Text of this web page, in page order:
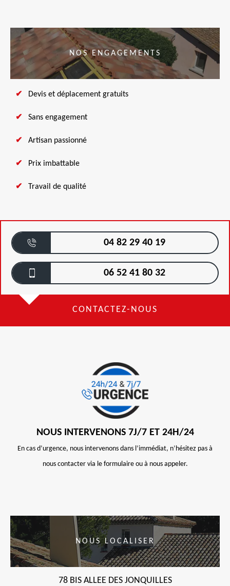
NOS ENGAGEMENTS
Devis et déplacement gratuits
Sans engagement
Artisan passionné
Prix imbattable
Travail de qualité
04 82 29 40 19
06 52 41 80 32
CONTACTEZ-NOUS
NOUS INTERVENONS 7J/7 ET 24H/24
En cas d’urgence, nous intervenons dans l’immédiat, n’hésitez pas à
nous contacter via le formulaire ou à nous appeler.
NOUS LOCALISER
78 BIS ALLEE DES JONQUILLES